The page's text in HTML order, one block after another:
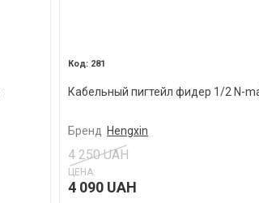
281
Кабельный пигтейл фидер 1/2 N-
Бренд Hengxin
4 250 UAH
ЦЕНА:
4 090 UAH